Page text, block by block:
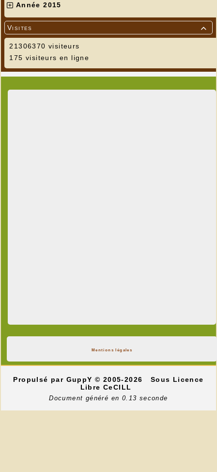
Année 2015

Visites
21306370 visiteurs
175 visiteurs en ligne
Mentions légales
Propulsé par GuppY© 2005-2026
Sous Licence
Libre CeCILL
Document généré en 0.13 seconde